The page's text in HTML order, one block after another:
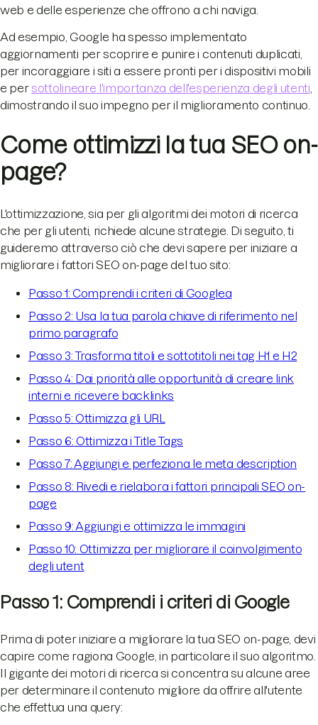
web e delle esperienze che offrono a chi naviga.
Ad esempio, Google ha spesso implementato
aggiornamenti per scoprire e punire i contenuti duplicati,
per incoraggiare i siti a essere pronti per i dispositivi mobili
e persottolineare l'importanza dell'esperienza degli utenti
dimostrando il suo impegno per il miglioramento continuo.
Come ottimizzi la tua SEO on-
page?
L'ottimizzazione, sia per gli algoritmi dei motori di ricerca
che per gli utenti, richiede alcune strategie. Di seguito, ti
guideremo attraverso ciò che devi sapere per iniziare a
migliorare i fattori SEO on-page del tuo sito:
Passo 1: Comprendi i criteri di Googlea
Passo 2: Usa la tua parola chiave di riferimento nel
primo paragrafo
Passo 3: Trasforma titoli e sottotitoli nei tag H1 e H2
Passo 4: Dai priorità alle opportunità di creare link
interni e ricevere backlinks
Passo 5: Ottimizza gli URL
Passo 6: Ottimizza i Title Tags
Passo 7: Aggiungi e perfeziona le meta description
Passo 8: Rivedi e rielabora i fattori principali SEO on-
page
Passo 9: Aggiungi e ottimizza le immagini
Passo 10: Ottimizza per migliorare il coinvolgimento
degli utent
Passo 1: Comprendi i criteri di Google
Prima di poter iniziare a migliorare la tua SEO on-page, devi
capire come ragiona Google, in particolare il suo algoritmo.
Il gigante dei motori di ricerca si concentra su alcune aree
per determinare il contenuto migliore da offrire all'utente
che effettua una query: